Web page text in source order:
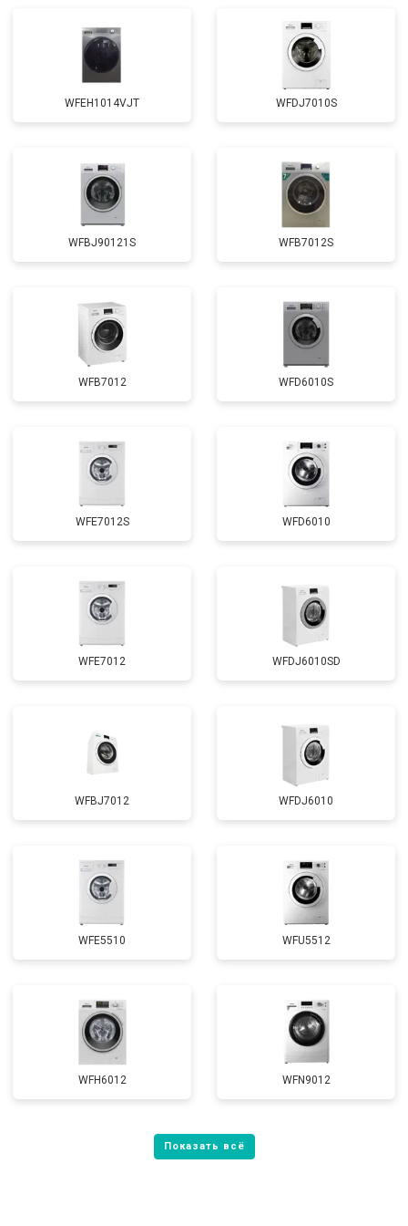
Замена подшипников от 2800 ₽ Заказать
Замена мотора от 3800 ₽ Заказать
от 2200 ₽ Заказать
Замена ТЭН от 2300 ₽ Заказать
Замена блока управления от 3600 ₽ Заказать
Замена прессостата от 3350 ₽ Заказать
Замена сливного насоса от 3450 ₽
Замена сливного шланга от 2100 ₽ Заказать
Замена УБЛ от 2100 ₽ Заказать
Замена приводного ремня от 2550 ₽ Заказать
WFEH1014VJT WFDJ7010S
WFBJ90121S WFB7012S
WFB7012 WFD6010S
WFE7012S WFD6010
WFE7012 WFDJ6010SD
WFBJ7012 WFDJ6010
WFE5510 WFU5512
WFH6012 WFN9012